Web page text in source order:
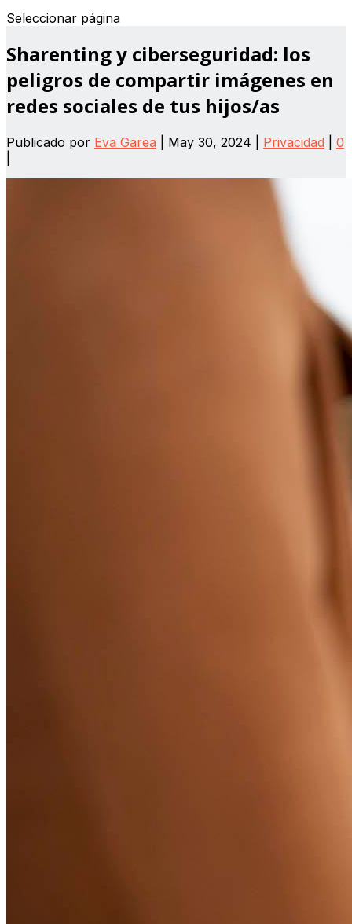
Seleccionar página
Sharenting y ciberseguridad: los
peligros de compartir imágenes en
redes sociales de tus hijos/as
Publicado por Eva Garea May 30, 2024 Privacidad
0